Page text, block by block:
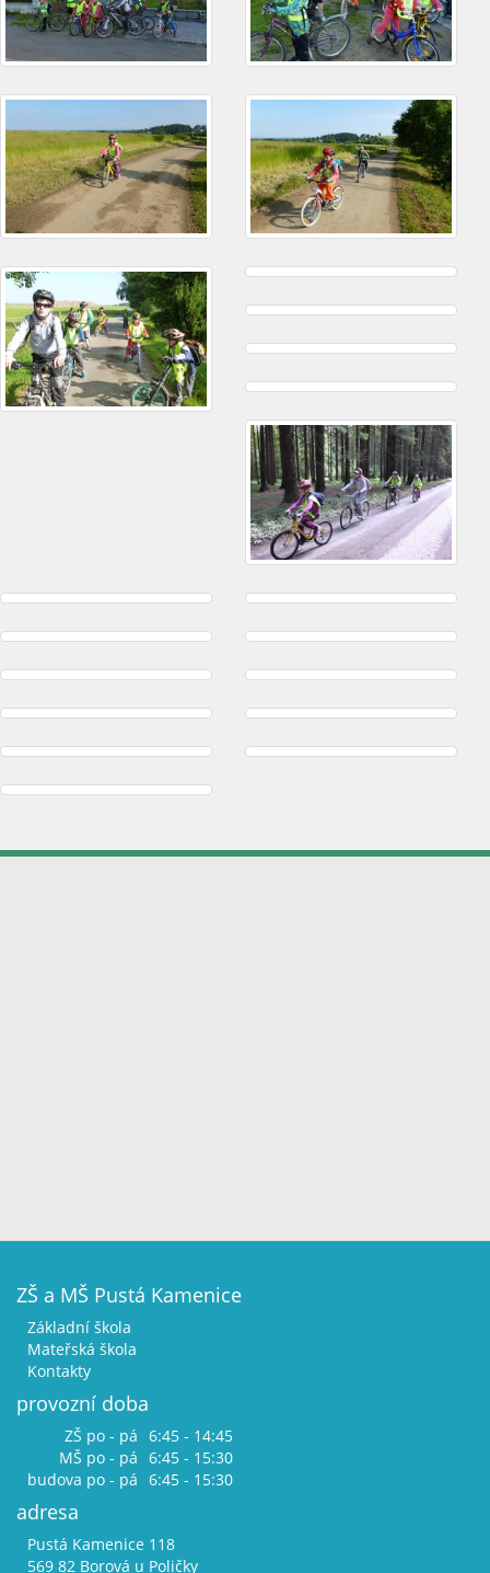
ZŠ a MŠ Pustá Kamenice
Základní škola
Mateřská škola
Kontakty
provozní doba
ZŠ po - pá 6:45 - 14:45
MŠ po - pá 6:45 - 15:30
budova po - pá 6:45 - 15:30
adresa
Pustá Kamenice 118
569 82 Borová u Poličky